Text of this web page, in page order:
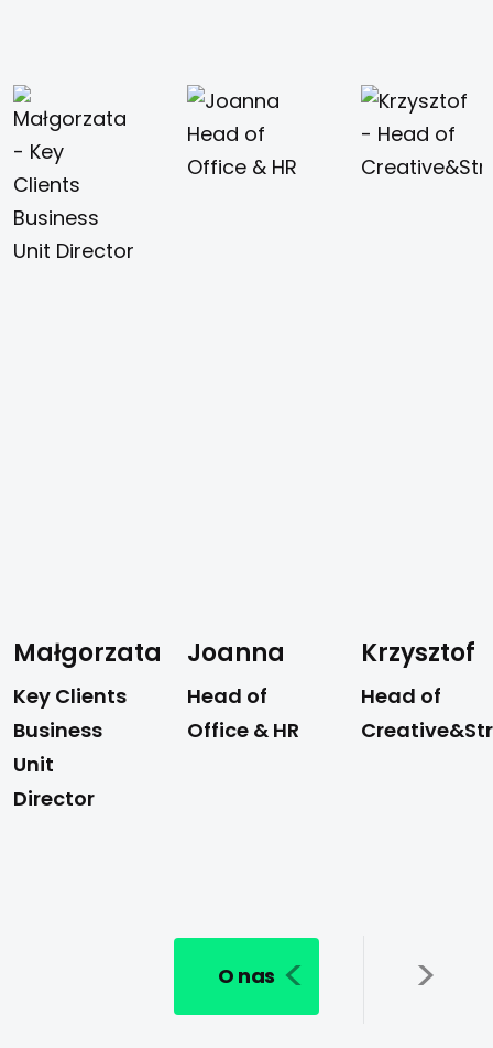
Małgorzata
Key Clients
Business
Unit
Director
Joanna
Head of
Office & HR
Krzysztof
Head of
O nas